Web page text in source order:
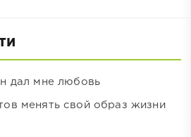
дал мне любовь
менять свой образ жизни